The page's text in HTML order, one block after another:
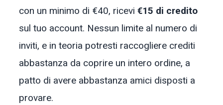
con un minimo di €40, ricevi €15 di credito
sul tuo account. Nessun limite al numero di
inviti, e in teoria potresti raccogliere crediti
abbastanza da coprire un intero ordine, a
patto di avere abbastanza amici disposti a
provare.